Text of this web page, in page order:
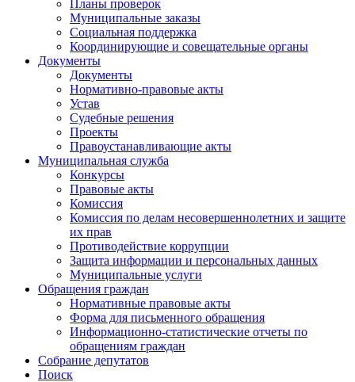
Планы проверок
Муниципальные заказы
Социальная поддержка
Координирующие и совещательные органы
Документы
Документы
Нормативно-правовые акты
Устав
Судебные решения
Проекты
Правоустанавливающие акты
Муниципальная служба
Конкурсы
Правовые акты
Комиссия
Комиссия по делам несовершеннолетних и защите
их прав
Противодействие коррупции
Защита информации и персональных данных
Муниципальные услуги
Обращения граждан
Нормативные правовые акты
Форма для письменного обращения
Информационно-статистические отчеты по
обращениям граждан
Собрание депутатов
Поиск